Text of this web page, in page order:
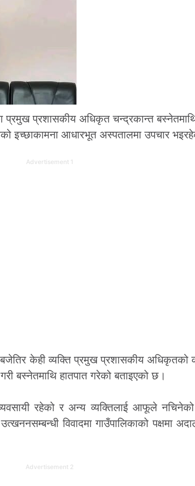
प्रमुख प्रशासकीय अधिकृत चन्द्रकान्त
इच्छाकामना आधारभूत अस्पतालमा उपचार
Advertisement 1
बजेतिर केही व्यक्ति प्रमुख प्रशासकीय अधिकृतको
बस्नेतमाथि हातपात गरेको बताइएको छ।
रहेको र अन्य व्यक्तिलाई आफूले
विवादमा गाउँपालिकाको पक्षमा
Advertisement 2